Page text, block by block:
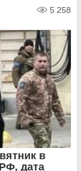
5 258
в
дата